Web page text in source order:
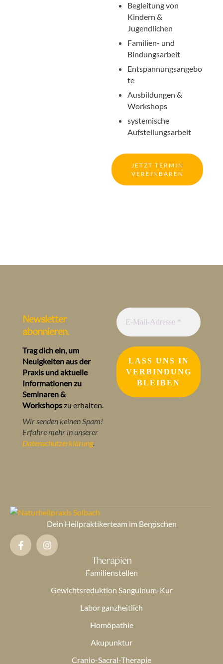
Begleitung von
Kindern &
Jugendlichen
Familien- und
Bindungsarbeit
Entspannungsangebo
te
Ausbildungen &
Workshops
systemische
Aufstellungsarbeit
JETZT TERMIN
VEREINBAREN
Newsletter
abonnieren.
Trag dich ein, um
Neuigkeiten aus der
Praxis und aktuelle
Informationen zu
Seminaren &
Workshopszu erhalten.
Wir senden keinen Spam!
Erfahre mehr in unserer
Datenschutzerklärung.
Dein Heilpraktikerteam im Bergischen
Therapien
Familienstellen
Gewichtsreduktion Sanguinum-Kur
Labor ganzheitlich
Homöpathie
Akupunktur
Cranio-Sacral-Therapie